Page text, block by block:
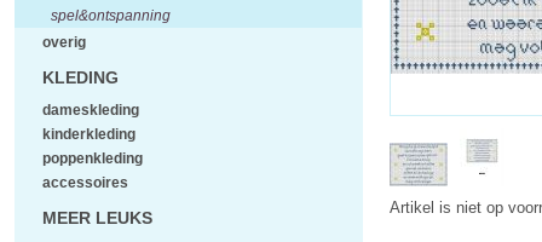
Artikel is niet op
spel&ontspanning
overig
KLEDING
dameskleding
kinderkleding
poppenkleding
accessoires
MEER LEUKS